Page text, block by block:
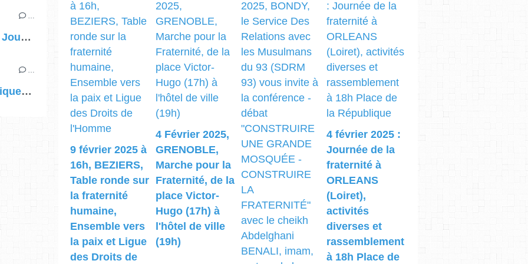
9 février 2025 à
16h, BEZIERS,
Table ronde sur
la fraternité
humaine,
Ensemble vers
la paix et Ligue
des Droits de
4 Février 2025,
GRENOBLE,
Marche pour la
Fraternité, de la
place Victor-
Hugo (17h) à
l'hôtel de ville
(19h)
4 février 2025 :
Journée de la
fraternité à
ORLEANS
(Loiret),
activités
diverses et
rassemblement
à 18h Place de
…
4 février 2025 : Journée de la fraternité à ORLEANS (Loiret), activités diverses et rassemblement à 18h Place de la République
…
Dans la dynamique ouverte par la Journée internationale de la Fraternité humaine, les délégués diocésains pour les relations avec les musulmans encouragent à poursuivre l'élan du 4 février vers 2025 !